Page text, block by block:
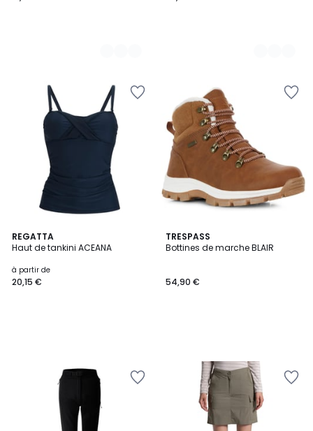
REGATTA
Haut de tankini ACEANA
à partir de
20,15 €
TRESPASS
Bottines de marche BLAIR
54,90 €